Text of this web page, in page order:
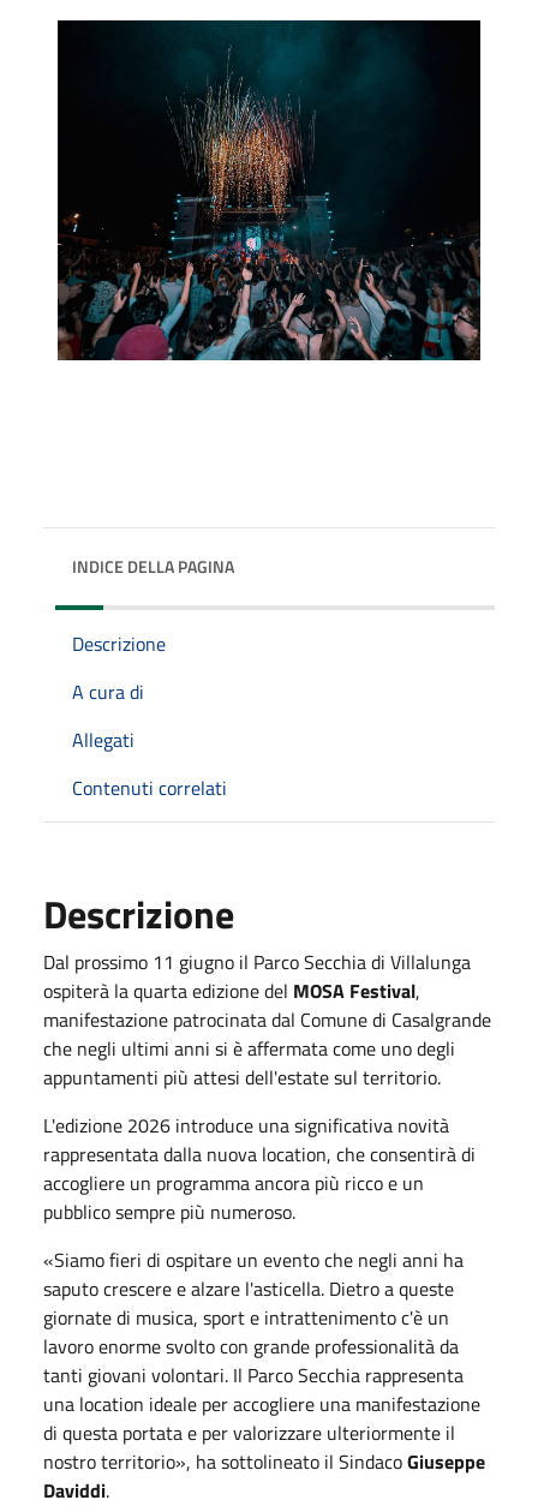
INDICE DELLA PAGINA
Descrizione
A cura di
Allegati
Contenuti correlati
Descrizione
Dal prossimo 11 giugno il Parco Secchia di Villalunga
ospiterà la quarta edizione del MOSA Festival,
manifestazione patrocinata dal Comune di Casalgrande
che negli ultimi anni si è affermata come uno degli
appuntamenti più attesi dell'estate sul territorio.
L'edizione 2026 introduce una significativa novità
rappresentata dalla nuova location, che consentirà di
accogliere un programma ancora più ricco e un
pubblico sempre più numeroso.
«Siamo fieri di ospitare un evento che negli anni ha
saputo crescere e alzare l'asticella. Dietro a queste
giornate di musica, sport e intrattenimento c'è un
lavoro enorme svolto con grande professionalità da
tanti giovani volontari. Il Parco Secchia rappresenta
una location ideale per accogliere una manifestazione
di questa portata e per valorizzare ulteriormente il
nostro territorio», ha sottolineato il SindacoGiuseppe
Daviddi.